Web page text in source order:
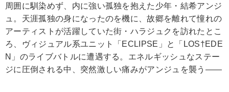
周囲に馴染めず、内に強い孤独を抱えた少年・結希アンジ
ュ。天涯孤独の身になったのを機に、故郷を離れて憧れの
アーティストが活躍していた街・ハラジュクを訪れたとこ
ろ、ヴィジュアル系ユニット「ECLIPSE」と「LOS†EDE
N」のライブバトルに遭遇する。エネルギッシュなステー
ジに圧倒される中、突然激しい痛みがアンジュを襲う――